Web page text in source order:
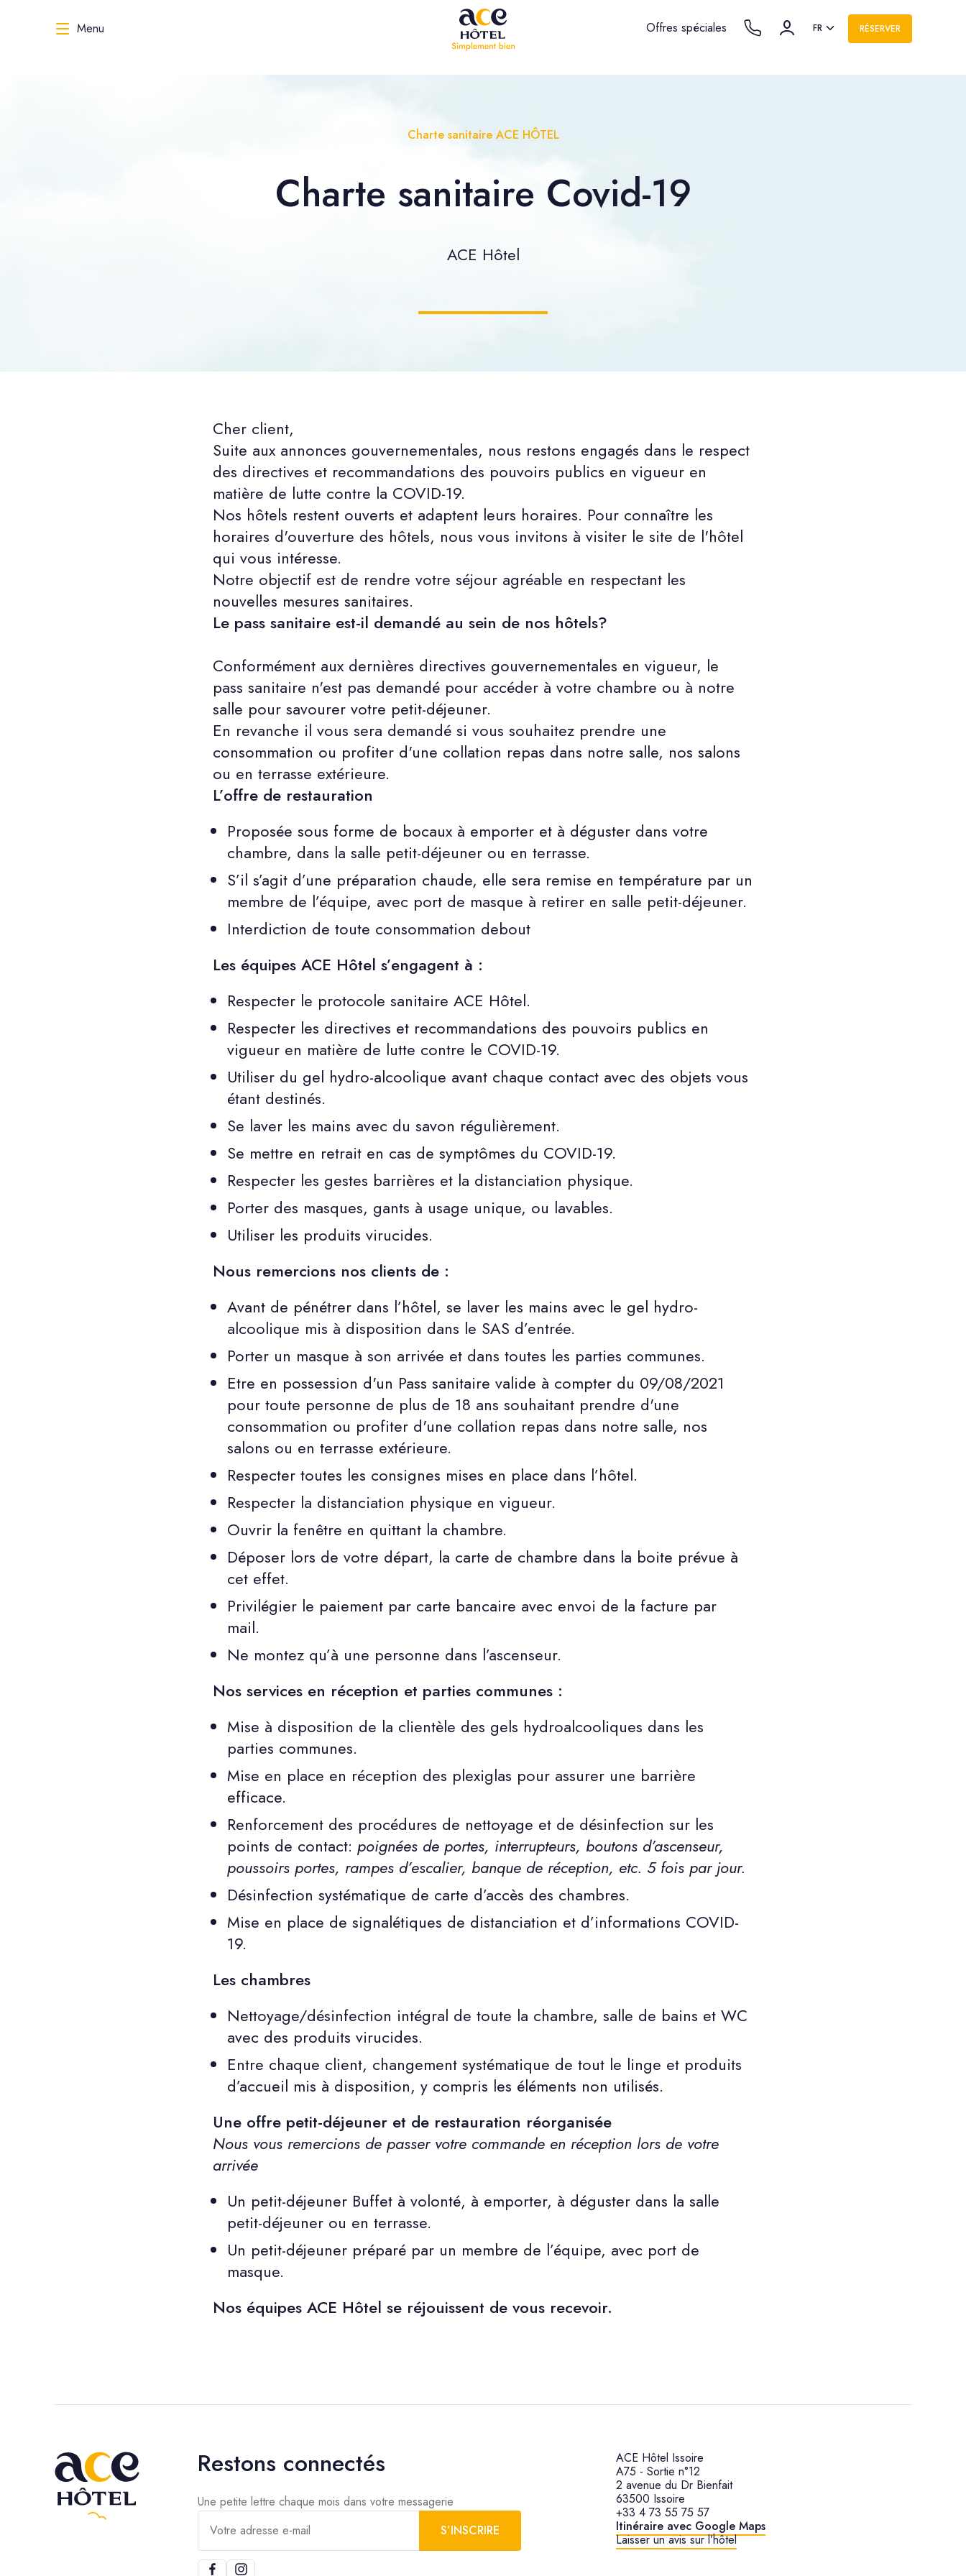
Menu Offres spéciales FR RÉSERVER
Charte sanitaire ACE HÔTEL
Charte sanitaire Covid-19
ACE Hôtel
Cher client,
Suite aux annonces gouvernementales, nous restons engagés dans le respect
des directives et recommandations des pouvoirs publics en vigueur en
matière de lutte contre la COVID-19.
Nos hôtels restent ouverts et adaptent leurs horaires. Pour connaître les
horaires d'ouverture des hôtels, nous vous invitons à visiter le site de l'hôtel
qui vous intéresse.
Notre objectif est de rendre votre séjour agréable en respectant les
nouvelles mesures sanitaires.
Le pass sanitaire est-il demandé au sein de nos hôtels?
Conformément aux dernières directives gouvernementales en vigueur, le
pass sanitaire n'est pas demandé pour accéder à votre chambre ou à notre
salle pour savourer votre petit-déjeuner.
En revanche il vous sera demandé si vous souhaitez prendre une
consommation ou profiter d'une collation repas dans notre salle, nos salons
ou en terrasse extérieure.
L’offre de restauration
Proposée sous forme de bocaux à emporter et à déguster dans votre
chambre, dans la salle petit-déjeuner ou en terrasse.
S’il s’agit d’une préparation chaude, elle sera remise en température par un
membre de l’équipe, avec port de masque à retirer en salle petit-déjeuner.
Interdiction de toute consommation debout
Les équipes ACE Hôtel s’engagent à :
Respecter le protocole sanitaire ACE Hôtel.
Respecter les directives et recommandations des pouvoirs publics en
vigueur en matière de lutte contre le COVID-19.
Utiliser du gel hydro-alcoolique avant chaque contact avec des objets vous
étant destinés.
Se laver les mains avec du savon régulièrement.
Se mettre en retrait en cas de symptômes du COVID-19.
Respecter les gestes barrières et la distanciation physique.
Porter des masques, gants à usage unique, ou lavables.
Utiliser les produits virucides.
Nous remercions nos clients de :
Avant de pénétrer dans l’hôtel, se laver les mains avec le gel hydro-
alcoolique mis à disposition dans le SAS d’entrée.
Porter un masque à son arrivée et dans toutes les parties communes.
Etre en possession d'un Pass sanitaire valide à compter du 09/08/2021
pour toute personne de plus de 18 ans souhaitant prendre d'une
consommation ou profiter d'une collation repas dans notre salle, nos
salons ou en terrasse extérieure.
Respecter toutes les consignes mises en place dans l’hôtel.
Respecter la distanciation physique en vigueur.
Ouvrir la fenêtre en quittant la chambre.
Déposer lors de votre départ, la carte de chambre dans la boite prévue à
cet effet.
Privilégier le paiement par carte bancaire avec envoi de la facture par
mail.
Ne montez qu’à une personne dans l’ascenseur.
Nos services en réception et parties communes :
Mise à disposition de la clientèle des gels hydroalcooliques dans les
parties communes.
Mise en place en réception des plexiglas pour assurer une barrière
efficace.
Renforcement des procédures de nettoyage et de désinfection sur les
points de contact: poignées de portes, interrupteurs, boutons d’ascenseur,
poussoirs portes, rampes d’escalier, banque de réception, etc. 5 fois par jour.
Désinfection systématique de carte d’accès des chambres.
Mise en place de signalétiques de distanciation et d’informations COVID-
19.
Les chambres
Nettoyage/désinfection intégral de toute la chambre, salle de bains et WC
avec des produits virucides.
Entre chaque client, changement systématique de tout le linge et produits
d’accueil mis à disposition, y compris les éléments non utilisés.
Une offre petit-déjeuner et de restauration réorganisée
Nous vous remercions de passer votre commande en réception lors de votre
arrivée
Un petit-déjeuner Buffet à volonté, à emporter, à déguster dans la salle
petit-déjeuner ou en terrasse.
Un petit-déjeuner préparé par un membre de l’équipe, avec port de
masque.
Nos équipes ACE Hôtel se réjouissent de vous recevoir.
Restons connectés
Une petite lettre chaque mois dans votre messagerie
Votre adresse e-mail
S’INSCRIRE
ACE Hôtel Issoire
A75 - Sortie n°12
2 avenue du Dr Bienfait
63500 Issoire
+33 4 73 55 75 57
Itinéraire avec Google Maps
Laisser un avis sur l’hôtel